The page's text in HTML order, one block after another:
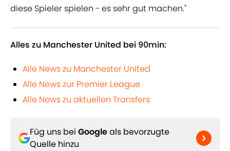
diese Spieler spielen - es sehr gut machen."
Alles zu Manchester United bei 90min:
Alle News zu Manchester United
Alle News zur Premier League
Alle News zu aktuellen Transfers
Füg uns bei Googleals bevorzugte
Quelle hinzu